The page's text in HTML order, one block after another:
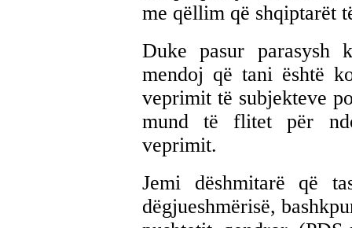
me qëllim që shqiptarët
Duke pasur parasysh
mendoj që tani është
veprimit të subjekteve
mund të flitet për
veprimit.
Jemi dëshmitarë që
dëgjueshmërisë,